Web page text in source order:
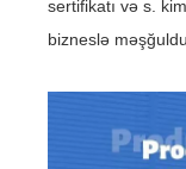
sertifikatı və s.
bizneslə